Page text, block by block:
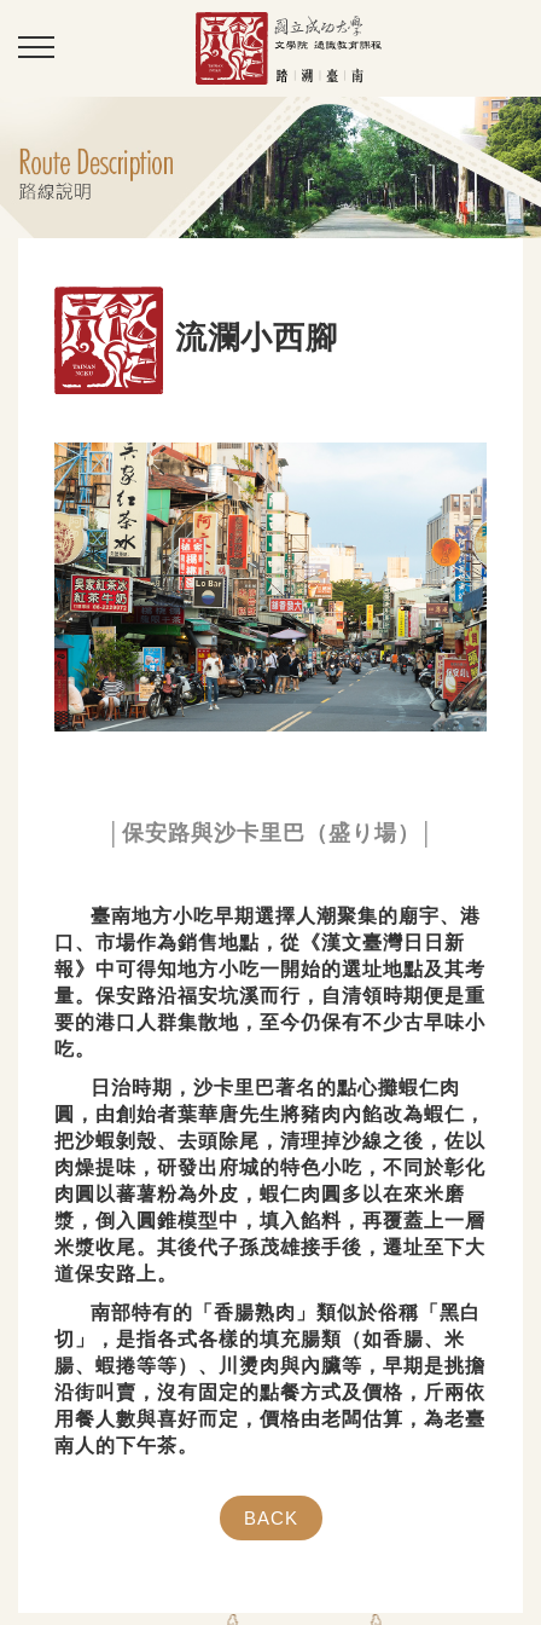
流瀾小西腳
│保安路與沙卡里巴（盛り場）│
臺南地方小吃早期選擇人潮聚集的廟宇、港
口、市場作為銷售地點，從《漢文臺灣日日新
報》中可得知地方小吃一開始的選址地點及其考
量。保安路沿福安坑溪而行，自清領時期便是重
要的港口人群集散地，至今仍保有不少古早味小
吃。
日治時期，沙卡里巴著名的點心攤蝦仁肉
圓，由創始者葉華唐先生將豬肉內餡改為蝦仁，
把沙蝦剝殼、去頭除尾，清理掉沙線之後，佐以
肉燥提味，研發出府城的特色小吃，不同於彰化
肉圓以蕃薯粉為外皮，蝦仁肉圓多以在來米磨
漿，倒入圓錐模型中，填入餡料，再覆蓋上一層
米漿收尾。其後代子孫茂雄接手後，遷址至下大
道保安路上。
南部特有的「香腸熟肉」類似於俗稱「黑白
切」，是指各式各樣的填充腸類（如香腸、米
腸、蝦捲等等）、川燙肉與內臟等，早期是挑擔
沿街叫賣，沒有固定的點餐方式及價格，斤兩依
用餐人數與喜好而定，價格由老闆估算，為老臺
南人的下午茶。
BACK